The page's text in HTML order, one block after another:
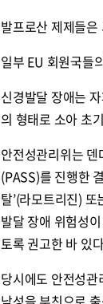
발프로산 제제들
일부 EU 회원국들
신경발달 장애는
의 형태로 소아 초
안전성관리위는
(PASS)를 진행한
탈’(라모트리진)
발달 장애 위험성
토록 권고한 바 있
당시에도 안전성